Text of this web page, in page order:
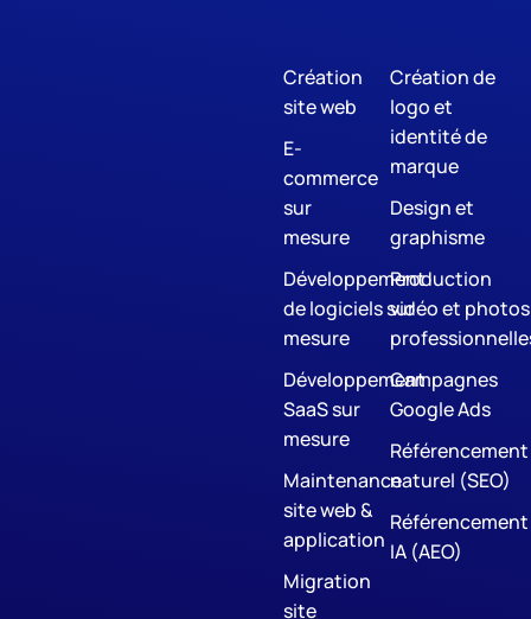
Création
site web
E-
commerce
sur
mesure
Développement
de logiciels sur
mesure
Développement
SaaS sur
mesure
Maintenance
site web &
application
Migration
site
Création de
logo et
identité de
marque
Design et
graphisme
Production
vidéo et photos
Campagnes
Google Ads
Référencement
naturel (SEO)
Référencement
IA (AEO)